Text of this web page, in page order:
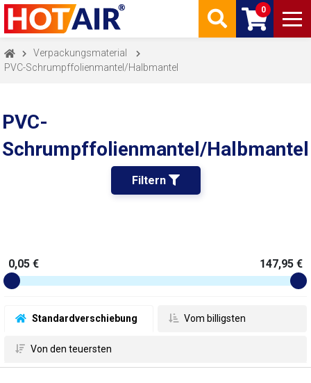
0
Verpackungsmaterial
PVC-Schrumpffolienmantel/Halbmantel
PVC-
Schrumpffolienmantel/Halbmantel
Filtern
Standardverschiebung Vom billigsten
Von den teuersten
0,05 € 147,95 €